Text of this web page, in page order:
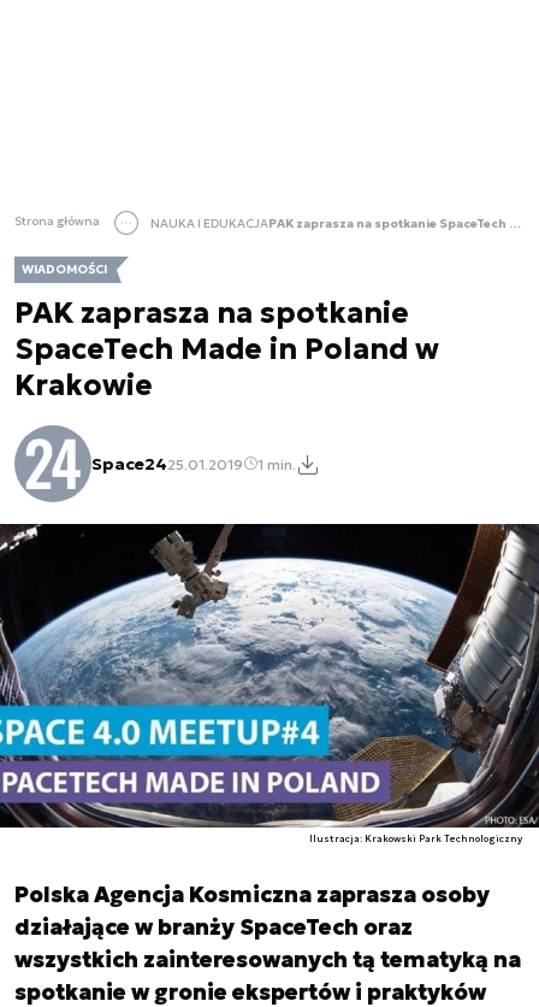
Strona główna NAUKA I EDUKACJA PAK zaprasza na spotkanie SpaceTech Made in Poland w Krakowie
WIADOMOŚCI
PAK zaprasza na spotkanie
SpaceTech Made in Poland w
Krakowie
Space2425.01.2019 1 min.
Ilustracja: Krakowski Park Technologiczny
Polska Agencja Kosmiczna zaprasza osoby
działające w branży SpaceTech oraz
wszystkich zainteresowanych tą tematyką na
spotkanie w gronie ekspertów i praktyków